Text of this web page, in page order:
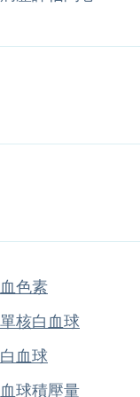
血色素
單核白血球
白血球
血球積壓量